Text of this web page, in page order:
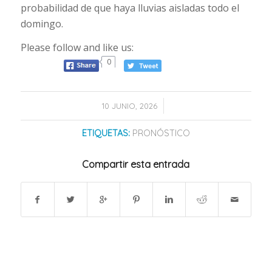
probabilidad de que haya lluvias aisladas todo el
domingo.
Please follow and like us:
0
10 JUNIO, 2026
/
ETIQUETAS: PRONÓSTICO
Compartir esta entrada